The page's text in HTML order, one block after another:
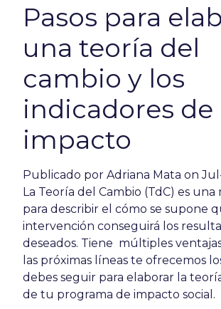
Pasos para
una teoría del
cambio y los
indicadores de
impacto
Publicado por Adriana Mata on
La Teoría del Cambio (TdC) es
para describir el cómo se supone
intervención conseguirá los
deseados. Tiene múltiples
las próximas líneas te ofrecemos
debes seguir para elaborar la
de tu programa de impacto social.